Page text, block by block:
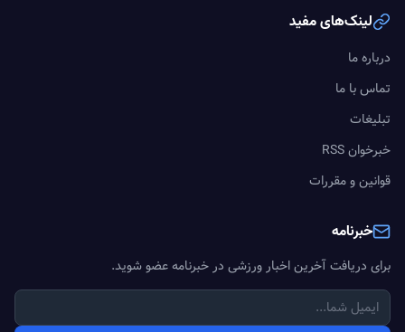
لینک‌های مفید
درباره ما
تماس با ما
تبلیغات
خبرخوان RSS
قوانین و مقررات
خبرنامه
برای دریافت آخرین اخبار ورزشی در خبرنامه عضو شوید.